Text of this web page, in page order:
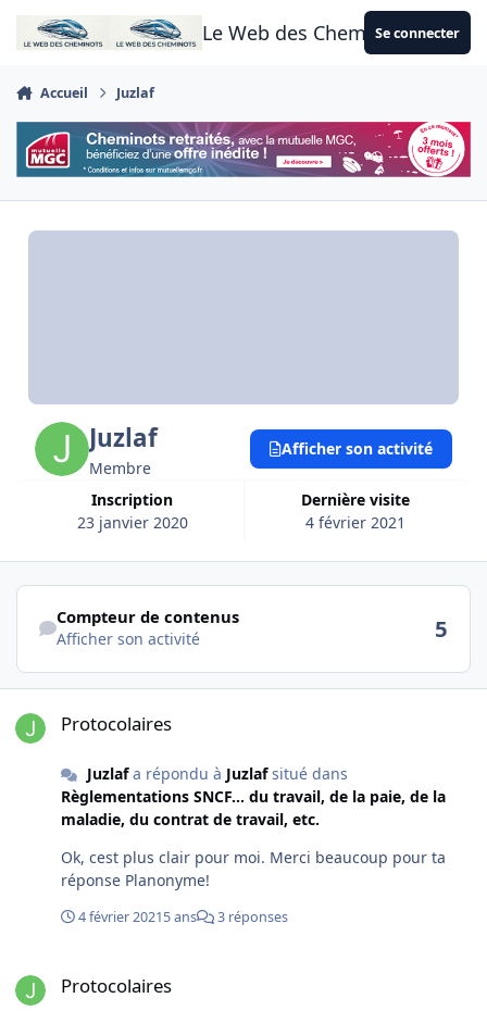
Aller au contenu
Le Web des CheminotsSe connecter
Accueil Juzlaf
Juzlaf
Membre
Inscription
23 janvier 2020
Dernière visite
4 février 2021
Afficher son activité
Afficher son activité
Compteur de contenus
Afficher son activité 5
Protocolaires
Juzlafa répondu à Juzlafsitué dans
Règlementations SNCF... du travail, de la paie, de la
maladie, du contrat de travail, etc.
Ok, cest plus clair pour moi. Merci beaucoup pour ta
réponse Planonyme!
4 février 20215 ans 3 réponses
Protocolaires